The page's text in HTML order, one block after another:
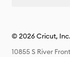
© 2026 Cricut,
10855 S River